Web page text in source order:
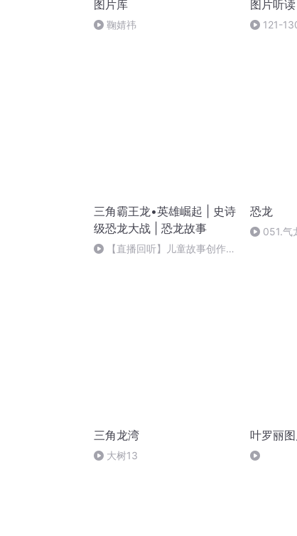
图片库
鞠婧祎
图片听读
121-
三角霸王龙•英雄崛起 | 史诗
级恐龙大战 | 恐龙故事
【直播回听】儿童故事创作人
恐龙
051.气
三角龙湾
大树13
叶罗丽